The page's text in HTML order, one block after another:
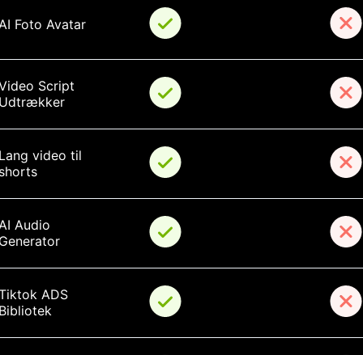
Foto Avatar
Script
video til
Audio
ADS